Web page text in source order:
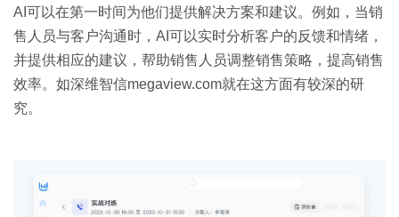
AI可以在第一时间为他们提供解决方案和建议。例如，当销
售人员与客户沟通时，AI可以实时分析客户的反馈和情绪，
并提供相应的建议，帮助销售人员调整销售策略，提高销售
效率。如深维智信megaview.com就在这方面有较深的研
究。